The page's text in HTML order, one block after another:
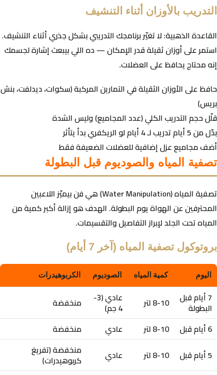
التدريب بالأوزان أثناء التنشيف
القاعدة الذهبية:لا تغيّر برنامجك التدريبي بشكل جذري أثناء التنشيف.
استمر على أوزان ثقيلة قدر الإمكان — ده اللي بيبعث إشارة لجسمك
إنه محتاج يحافظ على العضلات.
حافظ على الأوزان الثقيلة في التمارين المركبة (سكوات، ديدلفت، بنش
بريس)
قلّل حجم التدريب الكلي (عدد المجاميع) وليس الشدة
بدّل من 5 أيام تدريب لـ 4 أيام لو الريكفري بدأ يتأثر
أضف مجاميع عزل إضافية للعضلات الضعيفة فقط
تصفية المياه والصوديوم قبل البطولة
تصفية المياه (Water Manipulation) هي فن بيميّز اللاعبين
المحترفين عن الهواة يوم البطولة. الهدف هو إزالة أكبر كمية من
المياه تحت الجلد لإبراز التفاصيل والتقسيمات.
بروتوكول تصفية المياه (آخر 7 أيام)
اليوم كمية المياه الصوديوم الكربوهيدرات
7 أيام قبل
البطولة 8-10 لتر عادي (3-
4 جم)
منخفضة
6 أيام قبل
8-10 لتر عادي
منخفضة
5 أيام قبل
8-10 لتر عادي منخفضة (تفريغ
كربوهيدرات)